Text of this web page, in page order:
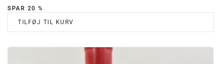
SPAR 20 %
TILFØJ TIL KURV